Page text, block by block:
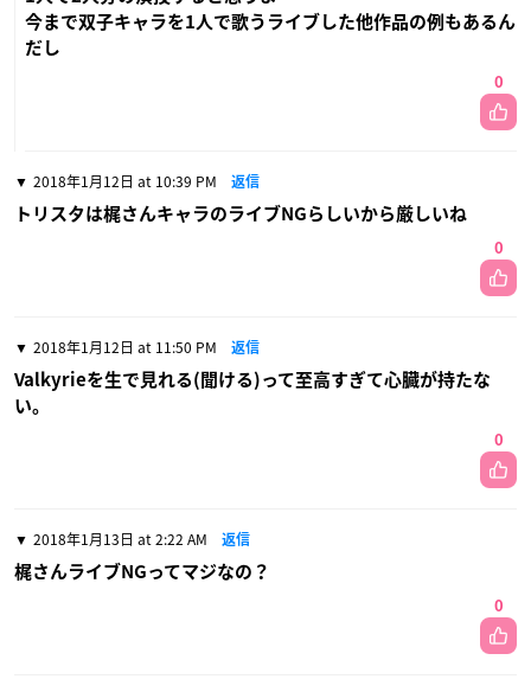
今まで双子キャラを1人で歌うライブした他作品の例もあるん
だし
0
2018年1月12日 at 10:39 PM 返信
トリスタは梶さんキャラのライブNGらしいから厳しいね
0
2018年1月12日 at 11:50 PM 返信
Valkyrieを生で見れる(聞ける)って至高すぎて心臓が持たな
い。
0
2018年1月13日 at 2:22 AM 返信
梶さんライブNGってマジなの？
0